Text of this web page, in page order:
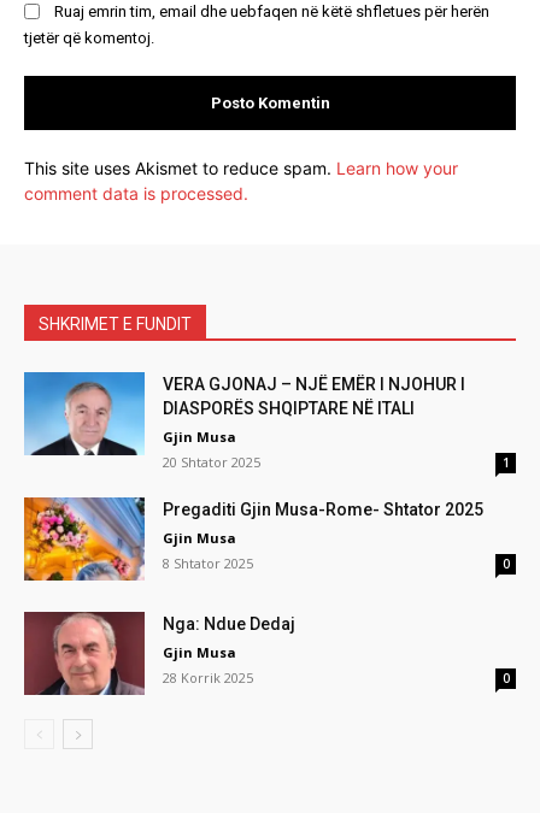
Ruaj emrin tim, email dhe uebfaqen në këtë shfletues për herën
tjetër që komentoj.
This site uses Akismet to reduce spam. Learn how your
comment data is processed.
SHKRIMET E FUNDIT
VERA GJONAJ – NJË EMËR I NJOHUR I
DIASPORËS SHQIPTARE NË ITALI
Gjin Musa
20 Shtator 2025
1
Pregaditi Gjin Musa-Rome- Shtator 2025
Gjin Musa
8 Shtator 2025
0
Nga: Ndue Dedaj
Gjin Musa
28 Korrik 2025
0